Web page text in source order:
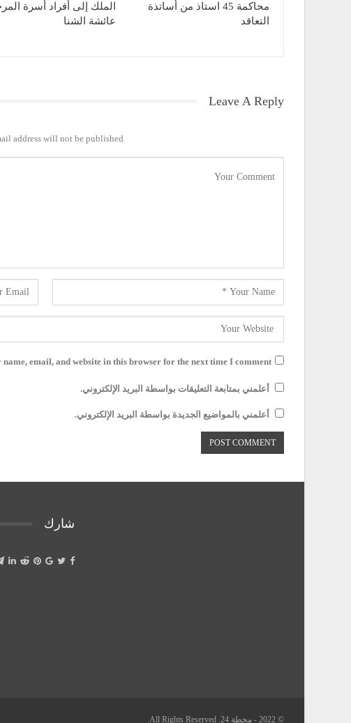
محاكمة 45 استاذ من أساتذة
التعاقد
الملك إلى أفراد أسرة
عائشة الشنا
Leave A Reply
address will not be published.
name, email, and website in this browser for the next time I comment.
أعلمني بمتابعة التعليقات بواسطة البريد الإلكتروني.
أعلمني بالمواضيع الجديدة بواسطة البريد الإلكتروني.
شارك
© 2022 - محطة 24. All Rights Reserved.